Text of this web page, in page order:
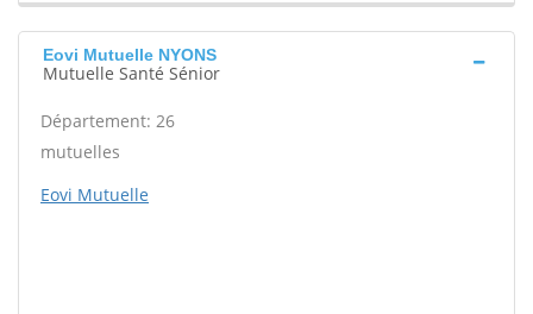
Eovi Mutuelle NYONS
Mutuelle Santé Sénior
Département: 26
mutuelles
Eovi Mutuelle